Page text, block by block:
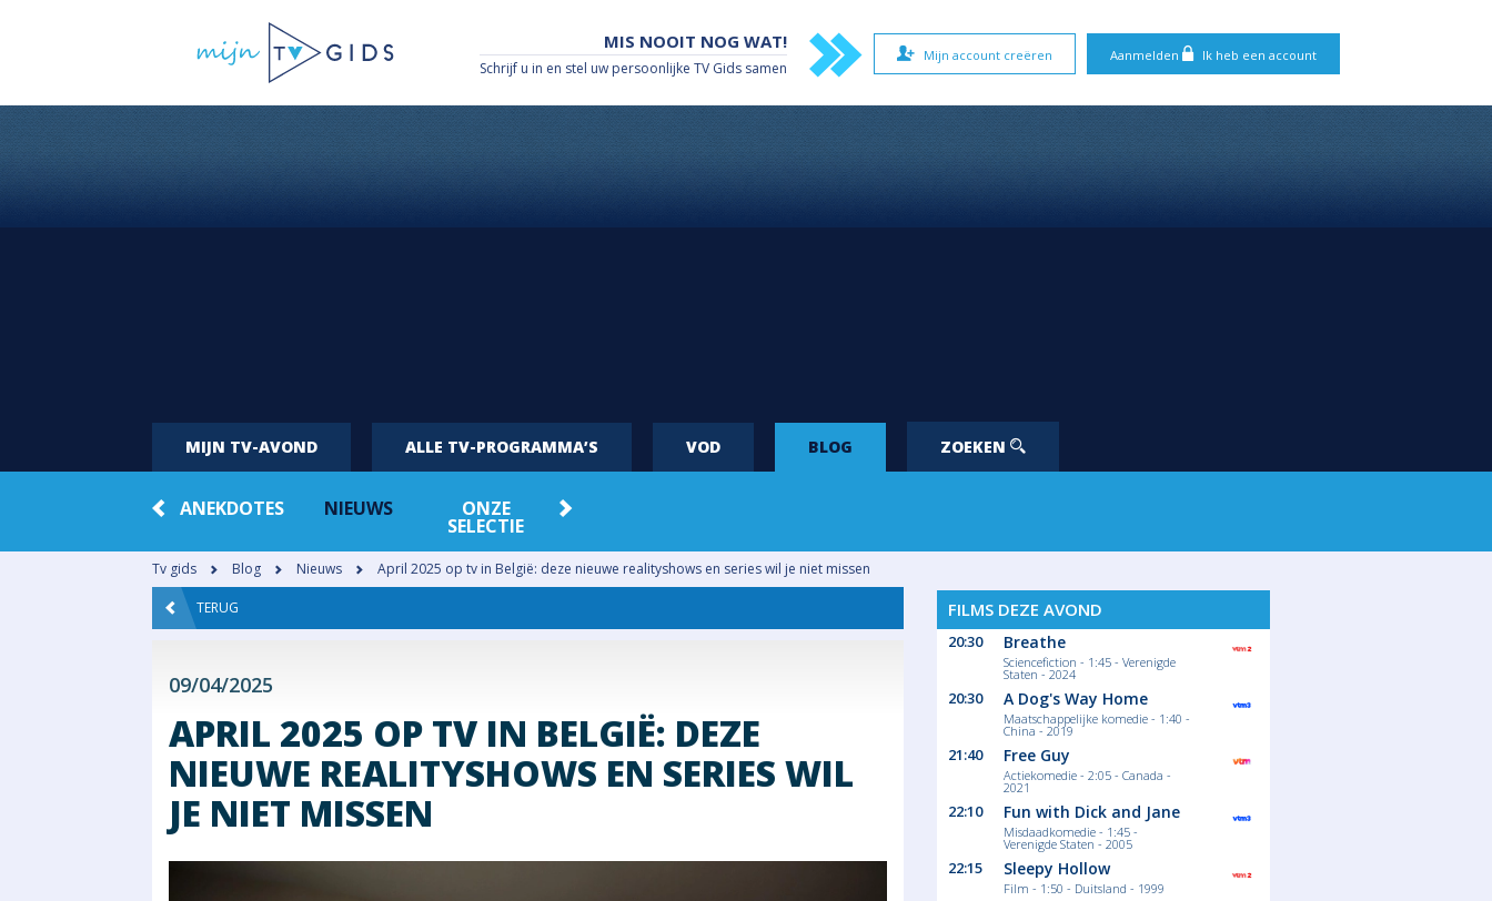
Aanmelden Ik heb een account
Mijn account creëren
MIS NOOIT NOG WAT!
Schrijf u in en stel uw persoonlijke TV Gids samen
MIJN TV-AVOND ALLE TV-PROGRAMMA’S VOD BLOG ZOEKEN
ANEKDOTES NIEUWS ONZE
SELECTIE
Tv gids Blog Nieuws April 2025 op tv in België: deze nieuwe realityshows en series wil je niet missen
TERUG
09/04/2025
APRIL 2025 OP TV IN BELGIË: DEZE
NIEUWE REALITYSHOWS EN SERIES WIL
JE NIET MISSEN
FILMS DEZE AVOND
20:30 Breathe
Sciencefiction - 1:45 - Verenigde
Staten - 2024
20:30 A Dog's Way Home
Maatschappelijke komedie - 1:40 -
China - 2019
21:40 Free Guy
Actiekomedie - 2:05 - Canada -
2021
22:10 Fun with Dick and Jane
Misdaadkomedie - 1:45 -
Verenigde Staten - 2005
22:15 Sleepy Hollow
Film - 1:50 - Duitsland - 1999